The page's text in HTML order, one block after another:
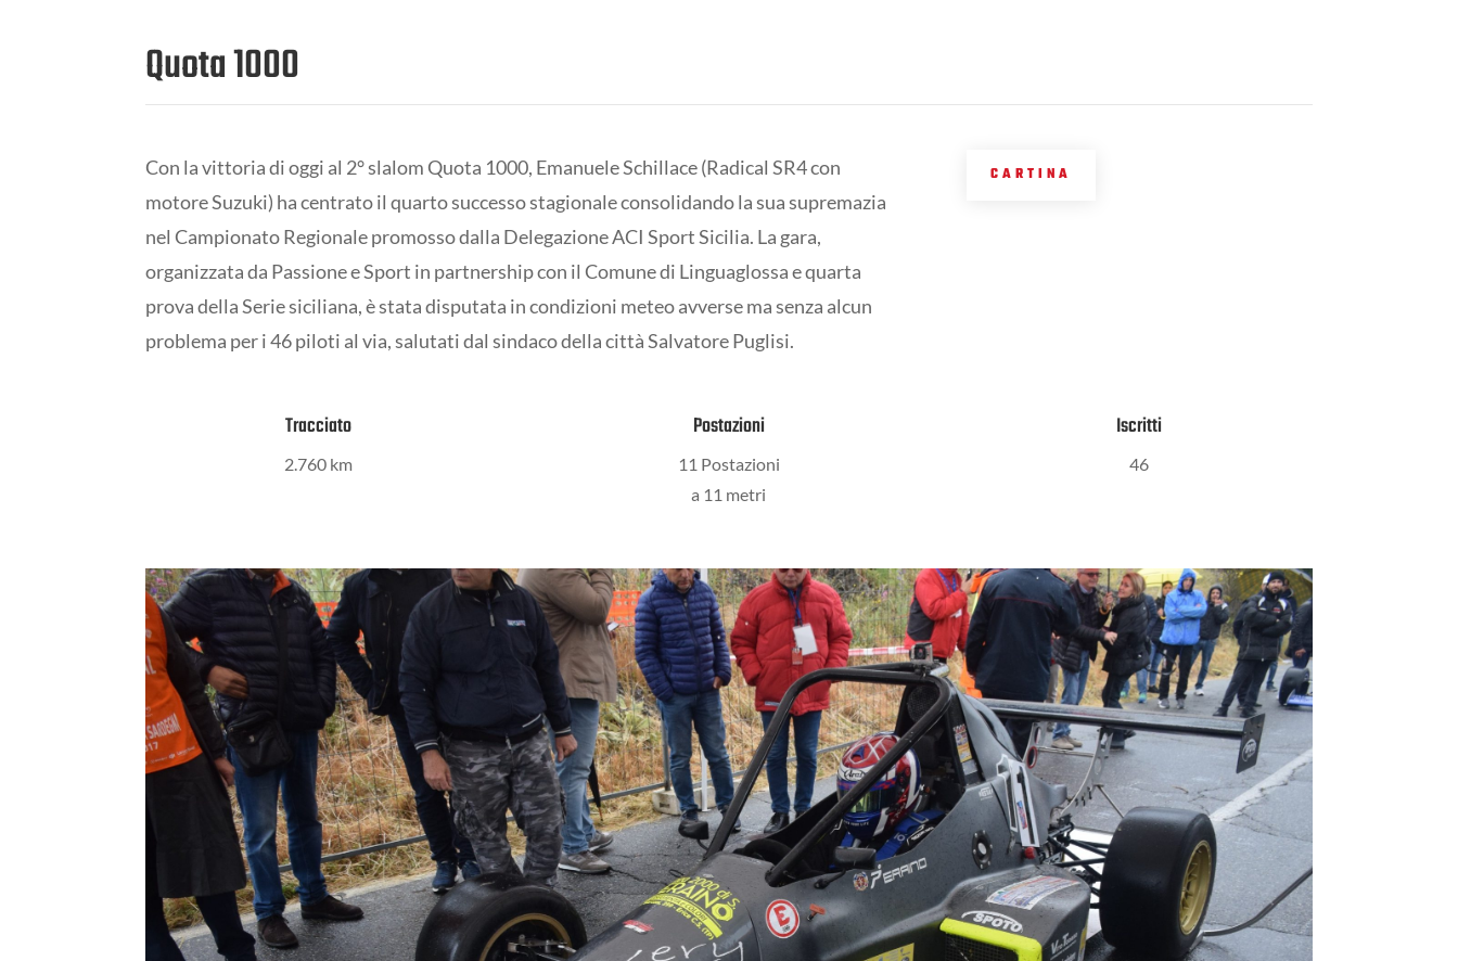
Quota 1000
Con la vittoria di oggi al 2° slalom Quota 1000, Emanuele Schillace (Radical SR4 con
motore Suzuki) ha centrato il quarto successo stagionale consolidando la sua supremazia
nel Campionato Regionale promosso dalla Delegazione ACI Sport Sicilia. La gara,
organizzata da Passione e Sport in partnership con il Comune di Linguaglossa e quarta
prova della Serie siciliana, è stata disputata in condizioni meteo avverse ma senza alcun
problema per i 46 piloti al via, salutati dal sindaco della città Salvatore Puglisi.
CARTINA
Tracciato
2.760 km
Postazioni
11 Postazioni
a 11 metri
Iscritti
46